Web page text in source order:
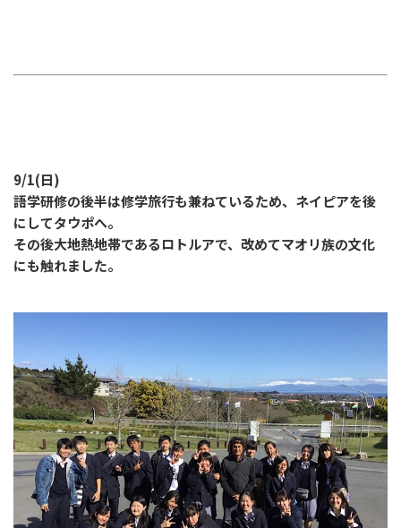
9/1(日)
語学研修の後半は修学旅行も兼ねているため、ネイピアを後
にしてタウポへ。
その後大地熱地帯であるロトルアで、改めてマオリ族の文化
にも触れました。